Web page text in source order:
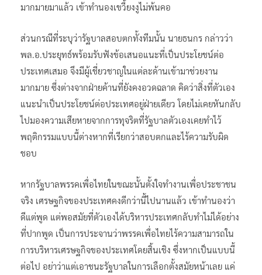
มากมายมาแล้ว เข้าทำนองเขวี้ยงงูไม่พ้นคอ
ส่วนกรณีที่ระบุว่ารัฐบาลสอบตกทั้งทีมนั้น นายธนกร กล่าวว่า
พล.อ.ประยุทธ์พร้อมรับฟังข้อเสนอแนะที่เป็นประโยชน์ต่อ
ประเทศเสมอ จึงมีผู้เชี่ยวชาญในแต่ละด้านเข้ามาช่วยงาน
มากมาย ซึ่งต่างจากฝ่ายค้านที่ยังคงอวดฉลาด คิดว่าสิ่งที่ตัวเอง
แนะนำเป็นประโยชน์ต่อประเทศอยู่ฝ่ายเดียว โดยไม่เคยหันกลับ
ไปมองความเสียหายจากการทุจริตที่รัฐบาลตัวเองเคยทำไว้
พฤติกรรมแบบนี้ต่างหากที่เรียกว่าสอบตกและไร้ความรับผิด
ชอบ
หากรัฐบาลพรรคเพื่อไทยในขณะนั้นตั้งใจทำงานเพื่อประชาชน
จริง เศรษฐกิจของประเทศคงดีกว่านี้ไปนานแล้ว เข้าทำนองว่า
ดีแต่พูด แต่พอสมัยที่ตัวเองได้บริหารประเทศกลับทำไม่ได้อย่าง
ที่ปากพูด เป็นการประจานว่าพรรคเพื่อไทยไร้ความสามารถใน
การบริหารเศรษฐกิจของประเทศโดยสิ้นเชิง ซึ่งหากเป็นแบบนี้
ต่อไป อย่าว่าแต่เอาชนะรัฐบาลในการเลือกตั้งสมัยหน้าเลย แค่